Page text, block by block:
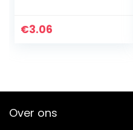
€3.06
Over ons